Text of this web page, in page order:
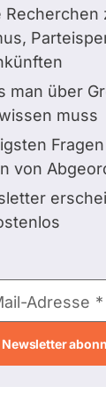
Recherchen
man über
muss
von
Adresse